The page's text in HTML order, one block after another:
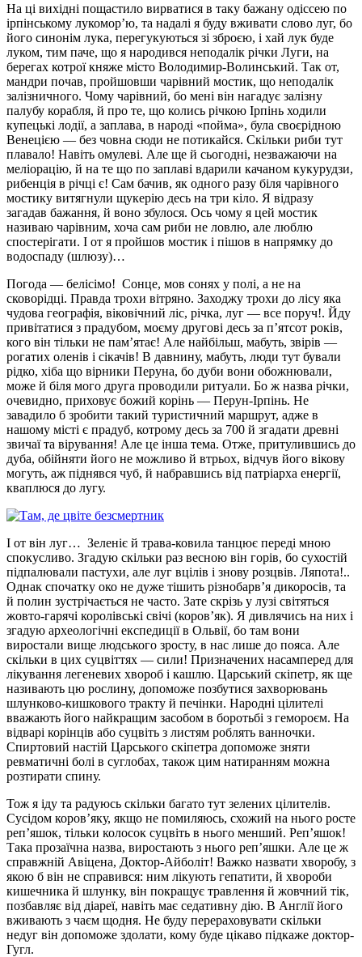
На ці вихідні пощастило вирватися в таку бажану одіссею по
ірпінському лукомор’ю, та надалі я буду вживати слово луг, бо
його синонім лука, перегукуються зі зброєю, і хай лук буде
луком, тим паче, що я народився неподалік річки Луги, на
берегах котрої княже місто Володимир-Волинський. Так от,
мандри почав, пройшовши чарівний мостик, що неподалік
залізничного. Чому чарівний, бо мені він нагадує залізну
палубу корабля, й про те, що колись річкою Ірпінь ходили
купецькі лодії, а заплава, в народі «пойма», була своєрідною
Венецією — без човна сюди не потикайся. Скільки риби тут
плавало! Навіть омулеві. Але ще й сьогодні, незважаючи на
меліорацію, й на те що по заплаві вдарили качаном кукурудзи,
рибенція в річці є! Сам бачив, як одного разу біля чарівного
мостику витягнули щукерію десь на три кіло. Я відразу
загадав бажання, й воно збулося. Ось чому я цей мостик
називаю чарівним, хоча сам риби не ловлю, але люблю
спостерігати. І от я пройшов мостик і пішов в напрямку до
водоспаду (шлюзу)…
Погода — белісімо! Сонце, мов сонях у полі, а не на
сковорідці. Правда трохи вітряно. Заходжу трохи до лісу яка
чудова географія, віковічний ліс, річка, луг — все поруч!. Йду
привітатися з прадубом, моєму другові десь за п’ятсот років,
кого він тільки не пам’ятає! Але найбільш, мабуть, звірів —
рогатих оленів і сікачів! В давнину, мабуть, люди тут бували
рідко, хіба що вірники Перуна, бо дуби вони обожнювали,
може й біля мого друга проводили ритуали. Бо ж назва річки,
очевидно, приховує божий корінь — Перун-Ірпінь. Не
завадило б зробити такий туристичний маршрут, адже в
нашому місті є прадуб, котрому десь за 700 й згадати древні
звичаї та вірування! Але це інша тема. Отже, притулившись до
дуба, обійняти його не можливо й втрьох, відчув його вікову
могуть, аж піднявся чуб, й набравшись від патріарха енергії,
кваплюся до лугу.
І от він луг… Зеленіє й трава-ковила танцює переді мною
спокусливо. Згадую скільки раз весною він горів, бо сухостій
підпалювали пастухи, але луг вцілів і знову розцвів. Ляпота!..
Однак спочатку око не дуже тішить різнобарв’я дикоросів, та
й полин зустрічається не часто. Зате скрізь у лузі світяться
жовто-гарячі королівські свічі (коров’як). Я дивлячись на них і
згадую археологічні експедиції в Ольвії, бо там вони
виростали вище людського зросту, в нас лише до пояса. Але
скільки в цих суцвіттях — сили! Призначених насамперед для
лікування легеневих хвороб і кашлю. Царський скіпетр, як ще
називають цю рослину, допоможе позбутися захворювань
шлунково-кишкового тракту й печінки. Народні цілителі
вважають його найкращим засобом в боротьбі з гемороєм. На
відварі корінців або суцвіть з листям роблять ванночки.
Спиртовий настій Царського скіпетра допоможе зняти
ревматичні болі в суглобах, також цим натиранням можна
розтирати спину.
Тож я іду та радуюсь скільки багато тут зелених цілителів.
Сусідом коров’яку, якщо не помиляюсь, схожий на нього росте
реп’яшок, тільки колосок суцвіть в нього менший. Реп’яшок!
Така прозаїчна назва, виростають з нього реп’яшки. Але це ж
справжній Авіцена, Доктор-Айболіт! Важко назвати хворобу, з
якою б він не справився: ним лікують гепатити, й хвороби
кишечника й шлунку, він покращує травлення й жовчний тік,
позбавляє від діареї, навіть має седативну дію. В Англії його
вживають з чаєм щодня. Не буду перераховувати скільки
недуг він допоможе здолати, кому буде цікаво підкаже доктор-
Гугл.